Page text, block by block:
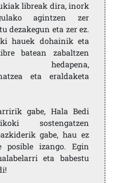
libreak dira, inork
agintzen zer
dezakegun eta zer ez.
hauek dohainik eta
batean zabaltzen
hedapena,
eta eraldaketa
gabe, Hala Bedi
sostengatzen
gabe, hau ez
posible izango. Egin
eta babestu